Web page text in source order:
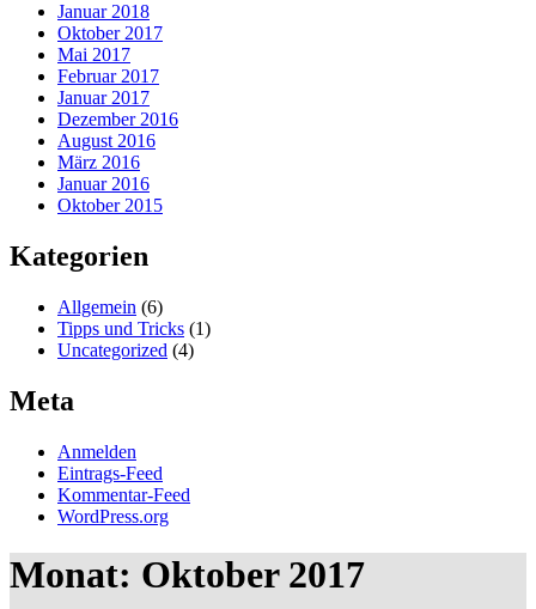
Januar 2018
Oktober 2017
Mai 2017
Februar 2017
Januar 2017
Dezember 2016
August 2016
März 2016
Januar 2016
Oktober 2015
Kategorien
Allgemein (6)
Tipps und Tricks (1)
Uncategorized (4)
Meta
Anmelden
Eintrags-Feed
Kommentar-Feed
WordPress.org
Monat: Oktober 2017